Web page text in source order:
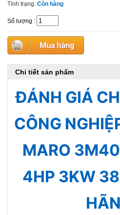
Tình trạng: Còn hàng
Số lượng :
Chi tiết sản phẩm
ĐÁNH GIÁ
CÔNG
MARO
4HP 3KW